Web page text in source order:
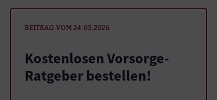
BEITRAG VOM 24.03.2026
Kostenlosen Vorsorge-
Ratgeber bestellen!